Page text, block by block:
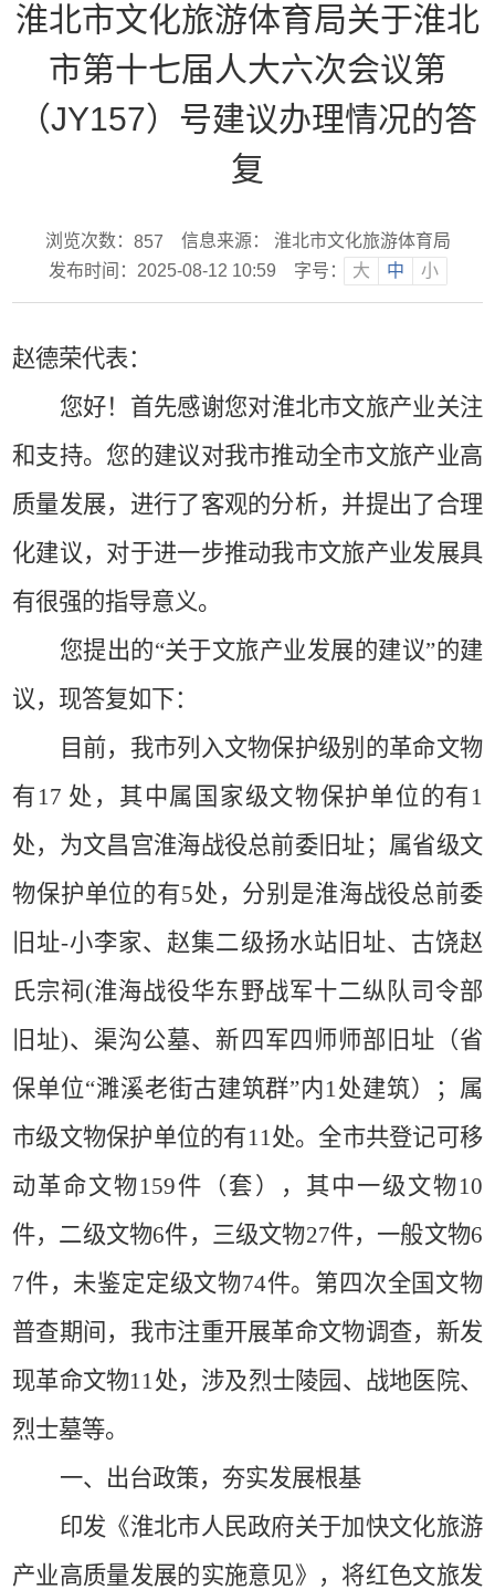
淮北市文化旅游体育局关于淮北
市第十七届人大六次会议第
（JY157）号建议办理情况的答
复
浏览次数： 857
信息来源： 淮北市文化旅游体育局
发布时间：2025-08-12 10:59
字号： 大 中 小
赵德荣代表：
您好！首先感谢您对淮北市文旅产业关注
和支持。您的建议对我市推动全市文旅产业高
质量发展，进行了客观的分析，并提出了合理
化建议，对于进一步推动我市文旅产业发展具
有很强的指导意义。
您提出的“关于文旅产业发展的建议”的建
议，现答复如下：
目前，我市列入文物保护级别的革命文物
有 17 处，其中属国家级文物保护单位的有 1
处，为文昌宫淮海战役总前委旧址；属省级文
物保护单位的有5处，分别是淮海战役总前委
旧址-小李家、赵集二级扬水站旧址、古饶赵
氏宗祠 (淮海战役华东野战军十二纵队司令部
旧址)、渠沟公墓、新四军四师师部旧址（省
保单位“濉溪老街古建筑群”内1 处建筑）；属
市级文物保护单位的有11 处。全市共登记可移
动革命文物159件（套），其中一级文物10
件，二级文物6件，三级文物27件，一般文物6
7件，未鉴定定级文物74件。第四次全国文物
普查期间，我市注重开展革命文物调查，新发
现革命文物11 处，涉及烈士陵园、战地医院、
烈士墓等。
一、出台政策，夯实发展根基
印发《淮北市人民政府关于加快文化旅游
产业高质量发展的实施意见》，将红色文旅发